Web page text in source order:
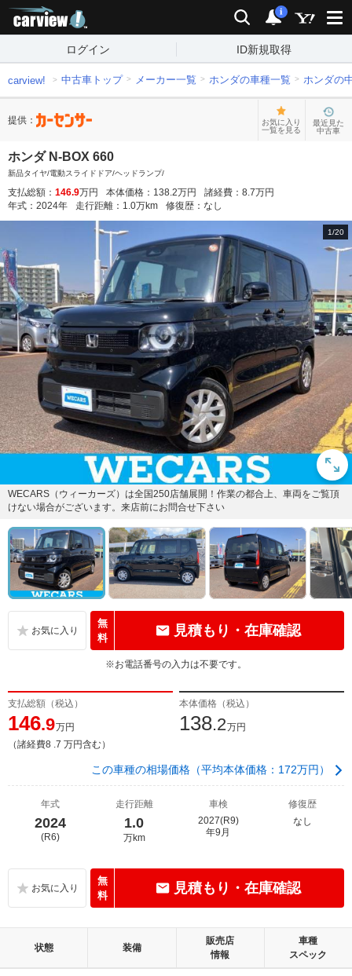
検索 通知
i
ログイン ID新規取得
carview! 中古車トップ メーカー一覧 ホンダの車種一覧 ホンダの
提供：
お気に入り
一覧を見る
最近見た
中古車
ホンダ N-BOX 660
新品タイヤ/電動スライドドア/ヘッドランプ/
支払総額： 146.9万円 本体価格： 138.2万円 諸経費： 8.7万円
年式： 2024年 走行距離： 1.0万km 修復歴： なし
1/20
WECARS（ウィーカーズ）は全国250店舗展開！作業の都合上、車両をご覧頂
けない場合がございます。来店前にお問合せ下さい
無
料
見積もり・在庫確認
※お電話番号の入力は不要です。
支払総額（税込）
146.9万円
（諸経費8 .7 万円含む）
本体価格（税込）
138.2万円
この車種の相場価格（平均本体価格：172万円）
年式
2024
(R6)
走行距離
1.0
万km
車検
2027(R9)
年9月
修復歴
なし
無
料
見積もり・在庫確認
状態 装備
販売店
情報
車種
スペック